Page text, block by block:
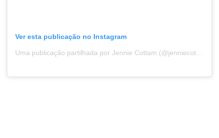
Ver esta publicação no Instagram